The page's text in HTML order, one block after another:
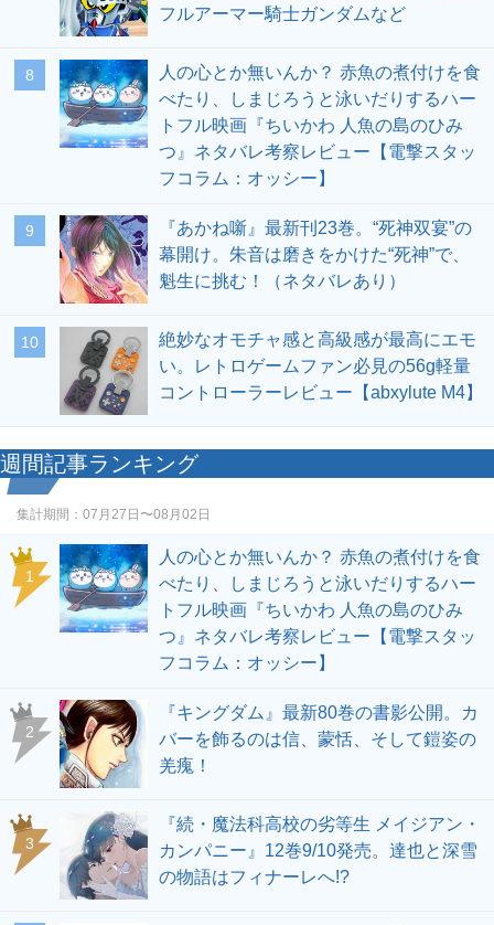
フルアーマー騎士ガンダムなど
8
人の心とか無いんか？ 赤魚の煮付けを食
べたり、しまじろうと泳いだりするハー
トフル映画『ちいかわ 人魚の島のひみ
つ』ネタバレ考察レビュー【電撃スタッ
フコラム：オッシー】
9
『あかね噺』最新刊23巻。“死神双宴”の
幕開け。朱音は磨きをかけた“死神”で、
魁生に挑む！（ネタバレあり）
10
絶妙なオモチャ感と高級感が最高にエモ
い。レトロゲームファン必見の56g軽量
コントローラーレビュー【abxylute M4】
週間記事ランキング
集計期間： 07月27日〜08月02日
1
人の心とか無いんか？ 赤魚の煮付けを食
べたり、しまじろうと泳いだりするハー
トフル映画『ちいかわ 人魚の島のひみ
つ』ネタバレ考察レビュー【電撃スタッ
フコラム：オッシー】
2
『キングダム』最新80巻の書影公開。カ
バーを飾るのは信、蒙恬、そして鎧姿の
羌瘣！
3
『続・魔法科高校の劣等生 メイジアン・
カンパニー』12巻9/10発売。達也と深雪
の物語はフィナーレへ!?